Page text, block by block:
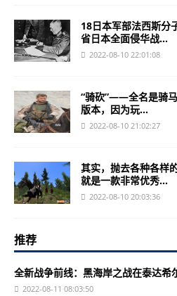
18日本军部法西斯分
省日本全面侵华战...
2022-08-10 22:01:08
“骑砍”——全名是骑
版本，因为玩...
2022-08-10 21:02:27
其实，抛去各种各样
就是一款非常优秀...
2022-08-10 20:03:36
推荐
全新战争前线：黑海岸之战在泰达希
2022-08-11 08:03:50